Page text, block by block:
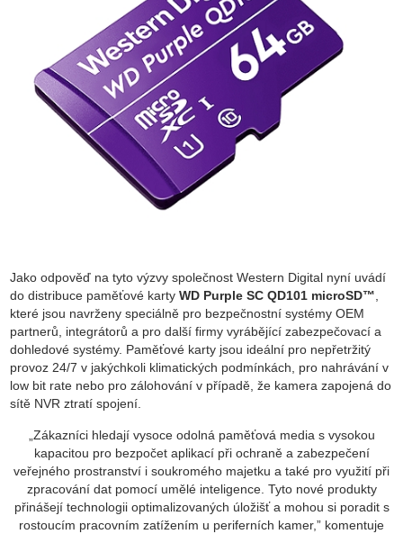
Jako odpověď na tyto výzvy společnost Western Digital nyní uvádí
do distribuce paměťové kartyWD Purple SC QD101 microSD™
které jsou navrženy speciálně pro bezpečnostní systémy OEM
partnerů, integrátorů a pro další firmy vyrábějící zabezpečovací a
dohledové systémy. Paměťové karty jsou ideální pro nepřetržitý
provoz 24/7 v jakýchkoli klimatických podmínkách, pro nahrávání v
low bit rate nebo pro zálohování v případě, že kamera zapojená do
sítě NVR ztratí spojení.
„Zákazníci hledají vysoce odolná paměťová media s vysokou
kapacitou pro bezpočet aplikací při ochraně a zabezpečení
veřejného prostranství i soukromého majetku a také pro využití při
zpracování dat pomocí umělé inteligence. Tyto nové produkty
přinášejí technologii optimalizovaných úložišť a mohou si poradit s
rostoucím pracovním zatížením u periferních kamer,” komentuje